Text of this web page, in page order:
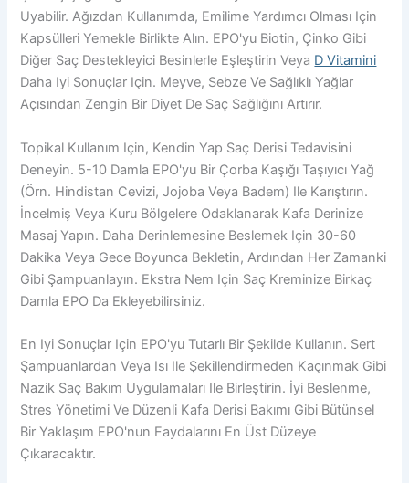
Uyabilir. Ağızdan Kullanımda, Emilime Yardımcı Olması Için
Kapsülleri Yemekle Birlikte Alın. EPO'yu Biotin, Çinko Gibi
Diğer Saç Destekleyici Besinlerle Eşleştirin Veya D Vitamini
Daha Iyi Sonuçlar Için. Meyve, Sebze Ve Sağlıklı Yağlar
Açısından Zengin Bir Diyet De Saç Sağlığını Artırır.
Topikal Kullanım Için, Kendin Yap Saç Derisi Tedavisini
Deneyin. 5-10 Damla EPO'yu Bir Çorba Kaşığı Taşıyıcı Yağ
(örn. Hindistan Cevizi, Jojoba Veya Badem) Ile Karıştırın.
İncelmiş Veya Kuru Bölgelere Odaklanarak Kafa Derinize
Masaj Yapın. Daha Derinlemesine Beslemek Için 30-60
Dakika Veya Gece Boyunca Bekletin, Ardından Her Zamanki
Gibi Şampuanlayın. Ekstra Nem Için Saç Kreminize Birkaç
Damla EPO Da Ekleyebilirsiniz.
En Iyi Sonuçlar Için EPO'yu Tutarlı Bir Şekilde Kullanın. Sert
Şampuanlardan Veya Isı Ile Şekillendirmeden Kaçınmak Gibi
Nazik Saç Bakım Uygulamaları Ile Birleştirin. İyi Beslenme,
Stres Yönetimi Ve Düzenli Kafa Derisi Bakımı Gibi Bütünsel
Bir Yaklaşım EPO'nun Faydalarını En Üst Düzeye
Çıkaracaktır.